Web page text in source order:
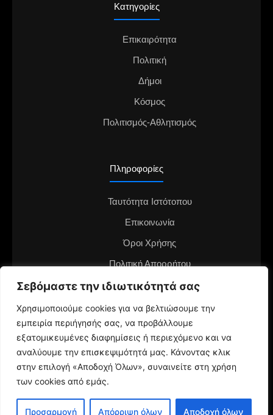
Σεβόμαστε την ιδιωτικότητά σας
Χρησιμοποιούμε cookies για να βελτιώσουμε την
εμπειρία περιήγησής σας, να προβάλλουμε
εξατομικευμένες διαφημίσεις ή περιεχόμενο και να
αναλύουμε την επισκεψιμότητά μας. Κάνοντας κλικ
στην επιλογή «Αποδοχή Όλων», συναινείτε στη χρήση
των cookies από εμάς.
Προσαρμογή Απόρριψη όλων Αποδοχή όλων
Κατηγορίες
Επικαιρότητα
Πολιτική
Δήμοι
Κόσμος
Πολιτισμός-Αθλητισμός
Πληροφορίες
Ταυτότητα Ιστότοπου
Επικοινωνία
Όροι Χρήσης
Πολιτική Απορρήτου
Διαφημιστείτε στο notianea.gr
Γίνε ο ανταποκριτής στην περιοχή σου
© 2024 NotiaNea.gr | Maintained by